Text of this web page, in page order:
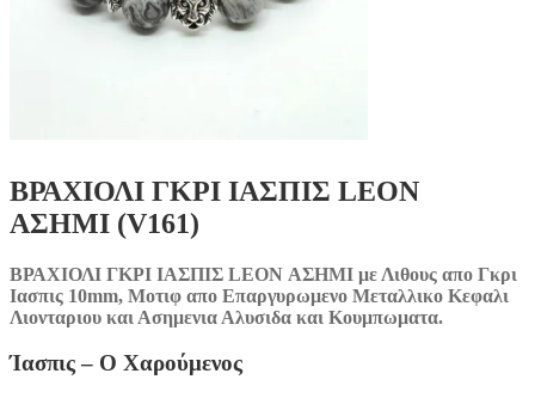
ΒΡΑΧΙΟΛΙ ΓΚΡΙ ΙΑΣΠΙΣ LEON
ΑΣΗΜΙ (V161)
ΒΡΑΧΙΟΛΙ ΓΚΡΙ ΙΑΣΠΙΣ LEON ΑΣΗΜΙ με Λιθους απο Γκρι
Ιασπις 10mm, Μοτιφ απο Επαργυρωμενο Μεταλλικο Κεφαλι
Λιονταριου και Ασημενια Αλυσιδα και Κουμπωματα.
Ίασπις – Ο Χαρούμενος